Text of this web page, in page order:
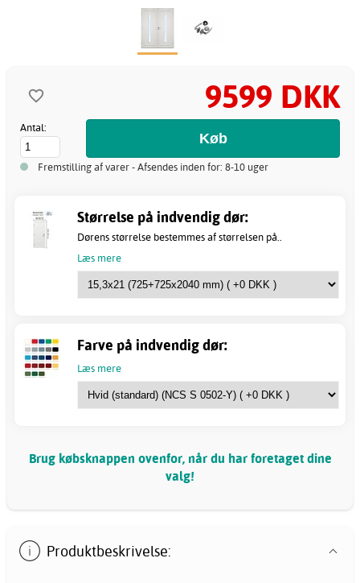
9599 DKK
Antal:
Fremstilling af varer - Afsendes inden for: 8-10 uger
Størrelse på indvendig dør:
Dørens størrelse bestemmes af størrelsen på..
Læs mere
Farve på indvendig dør:
Læs mere
Brug købsknappen ovenfor, når du har foretaget dine
valg!
Produktbeskrivelse: